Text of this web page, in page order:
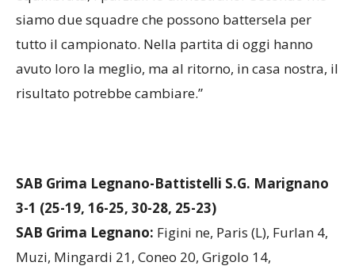
Sara Giuliodori (Battistelli): “È stata una partita
equilibrata, i parziali lo dimostrano. Secondo me
siamo due squadre che possono battersela per
tutto il campionato. Nella partita di oggi hanno
SAB Grima Legnano-Battistelli S.G. Marignano
3-1 (25-19, 16-25, 30-28, 25-23)